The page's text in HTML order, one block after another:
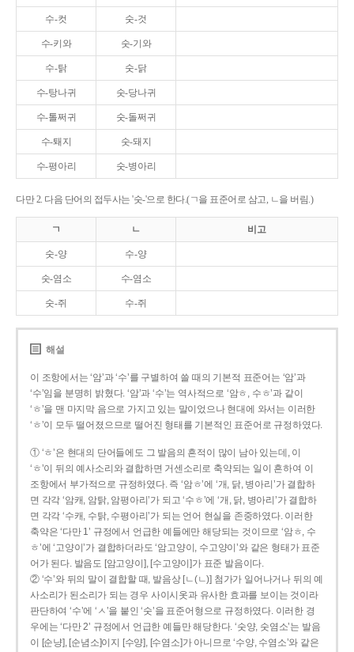
수-컷 숫-것
수-키와 숫-기와
수-탉 숫-닭
수-탕나귀 숫-당나귀
수-톨쩌귀 숫-돌쩌귀
수-퇘지 숫-돼지
수-평아리 숫-병아리
다만 2. 다음 단어의 접두사는 '숫-'으로 한다.(ㄱ을 표준어로 삼고, ㄴ을 버림.)
ㄱ ㄴ 비고
숫-양 수-양
숫-염소 수-염소
숫-쥐 수-쥐
해설
이 조항에서는 ‘암’과 ‘수’를 구별하여 쓸 때의 기본적 표준어는 ‘암’과
‘수’임을 분명히 밝혔다. ‘암’과 ‘수’는 역사적으로 ‘암ㅎ, 수ㅎ’과 같이
‘ㅎ’을 맨 마지막 음으로 가지고 있는 말이었으나 현대에 와서는 이러한
‘ㅎ’이 모두 떨어졌으므로 떨어진 형태를 기본적인 표준어로 규정하였다.
① ‘ㅎ’은 현대의 단어들에도 그 발음의 흔적이 많이 남아 있는데, 이
‘ㅎ’이 뒤의 예사소리와 결합하면 거센소리로 축약되는 일이 흔하여 이
조항에서 부가적으로 규정하였다. 즉 ‘암ㅎ’에 ‘개, 닭, 병아리’가 결합하
면 각각 ‘암캐, 암탉, 암평아리’가 되고 ‘수ㅎ’에 ‘개, 닭, 병아리’가 결합하
면 각각 ‘수캐, 수탉, 수평아리’가 되는 언어 현실을 존중하였다. 이러한
축약은 ‘다만 1’ 규정에서 언급한 예들에만 해당되는 것이므로 ‘암ㅎ, 수
ㅎ’에 ‘고양이’가 결합하더라도 ‘암고양이, 수고양이’와 같은 형태가 표준
어가 된다. 발음도 [암고양이], [수고양이]가 표준 발음이다.
② ‘수’와 뒤의 말이 결합할 때, 발음상 [ㄴ(ㄴ)] 첨가가 일어나거나 뒤의 예
사소리가 된소리가 되는 경우 사이시옷과 유사한 효과를 보이는 것이라
판단하여 ‘수’에 ‘ㅅ’을 붙인 ‘숫’을 표준어형으로 규정하였다. 이러한 경
우에는 ‘다만 2’ 규정에서 언급한 예들만 해당한다. ‘숫양, 숫염소’는 발음
이 [순냥], [순념소]이지 [수양], [수염소]가 아니므로 ‘수양, 수염소’와 같은